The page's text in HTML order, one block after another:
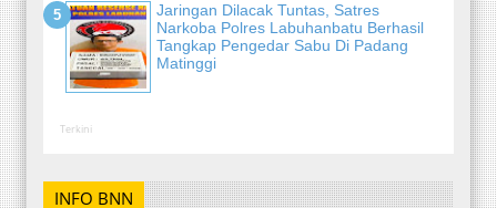
Jaringan Dilacak Tuntas, Satres
Narkoba Polres Labuhanbatu Berhasil
Tangkap Pengedar Sabu Di Padang
Matinggi
Terkini
INFO BNN